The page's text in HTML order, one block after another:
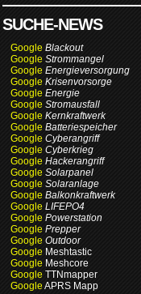
SUCHE-NEWS
Google Blackout
Google Strommangel
Google Energieversorgung
Google Krisenvorsorge
Google Energie
Google Stromausfall
Google Kernkraftwerk
Google Batteriespeicher
Google Cyberangriff
Google Cyberkrieg
Google Hackerangriff
Google Solarpanel
Google Solaranlage
Google Balkonkraftwerk
Google LIFEPO4
Google Powerstation
Google Prepper
Google Outdoor
Google Meshtastic
Google Meshcore
Google TTNmapper
Google APRS Mapp